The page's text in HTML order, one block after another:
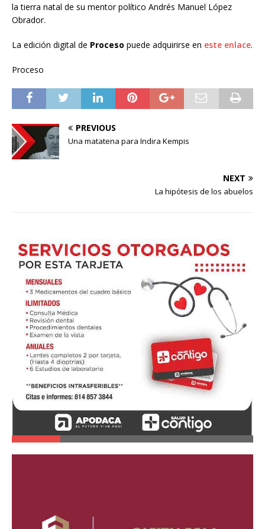
la tierra natal de su mentor político Andrés Manuel López
Obrador.
La edición digital de Proceso puede adquirirse en este enlace.
Proceso
PREVIOUS
Una matatena para Indira Kempis
NEXT
La hipótesis de los abuelos